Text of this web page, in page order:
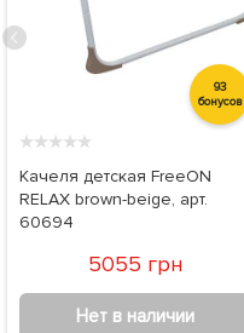
93
бонусов
★★★★★
Качеля детская FreeON
RELAX brown-beige, арт.
60694
5055 грн
Нет в наличии